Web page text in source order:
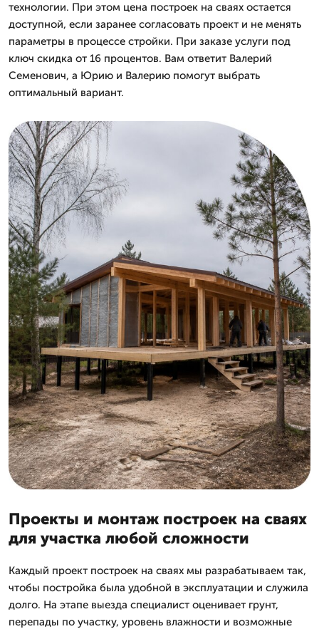
технологии. При этом цена построек на сваях остается
доступной, если заранее согласовать проект и не менять
параметры в процессе стройки. При заказе услуги под
ключ скидка от 16 процентов. Вам ответит Валерий
Семенович, а Юрию и Валерию помогут выбрать
оптимальный вариант.
Проекты и монтаж построек на сваях
для участка любой сложности
Каждый проект построек на сваях мы разрабатываем так,
чтобы постройка была удобной в эксплуатации и служила
долго. На этапе выезда специалист оценивает грунт,
перепады по участку, уровень влажности и возможные